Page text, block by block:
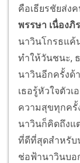
คือเธียรชัยส่ง
พรรษา เนื่องภิ
นาวินโกรธแค้
ทำให้วันชนะ,
นาวินอีกครั้งด้
เธอรู้หัวใจตัว
ความสุขทุกครั้
นาวินก็คิดถึงแ
ที่ดีที่สุดสำหรับ
ช่อฟ้านาวินบอ